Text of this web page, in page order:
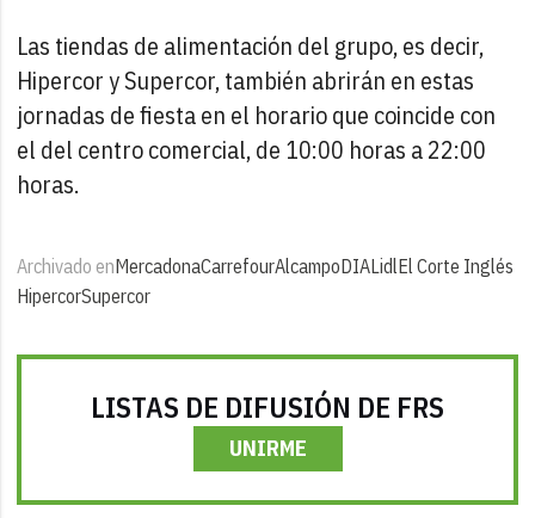
Las tiendas de alimentación del grupo, es decir,
Hipercor y Supercor, también abrirán en estas
jornadas de fiesta en el horario que coincide con
el del centro comercial, de 10:00 horas a 22:00
horas.
Archivado enMercadonaCarrefourAlcampoDIALidlEl Corte Inglés
HipercorSupercor
LISTAS DE DIFUSIÓN DE FRS
UNIRME